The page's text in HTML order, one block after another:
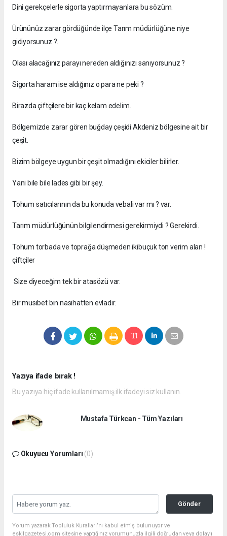
Dini gerekçelerle sigorta yaptırmayanlara bu sözüm.
Ürününüz zarar gördüğünde ilçe Tarım müdürlüğüne niye
gidiyorsunuz ?.
Olası alacağınız parayı nereden aldığınızı sanıyorsunuz ?
Sigorta haram ise aldığınız o para ne peki ?
Birazda çiftçilere bir kaç kelam edelim.
Bölgemizde zarar gören buğday çeşidi Akdeniz bölgesine ait bir
çeşit.
Bizim bölgeye uygun bir çeşit olmadığını ekiciler bilirler.
Yani bile bile lades gibi bir şey.
Tohum satıcılarının da bu konuda vebali var mı ? var.
Tarım müdürlüğünün bilgilendirmesi gerekirmiydi ? Gerekirdi.
Tohum torbada ve toprağa düşmeden ikibuçuk ton verim alan !
çiftçiler
Size diyeceğim tek bir atasözü var.
Bir musibet bin nasihatten evladır.
Yazıya ifade bırak !
Bu yazıya hiç ifade kullanılmamış ilk ifadeyi siz kullanın.
Mustafa Türkcan - Tüm Yazıları
Okuyucu Yorumları (0)
Gönder
Yorum yazarak Topluluk Kuralları’nı kabul etmiş bulunuyor ve
eskilgazetesi.com sitesine yaptığınız yorumunuzla ilgili doğrudan veya dolaylı